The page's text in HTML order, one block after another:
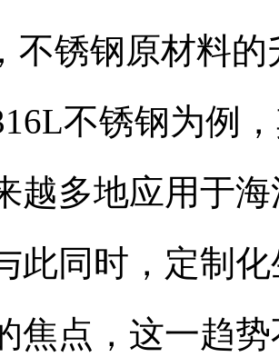
不锈钢原材料
不锈钢为例
越多地应用于
此同时，定制
焦点，这一趋